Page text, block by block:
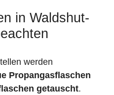
in Waldshut-
werden
Propangasflaschen
getauscht.